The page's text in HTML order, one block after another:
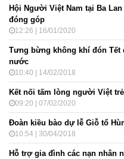
Hội Người Việt Nam tại Ba
đóng góp
12:26 | 16/01/2020
Tưng bừng không khí đón Tết
nước
10:40 | 14/02/2018
Kết nối tấm lòng người Việt trẻ
09:20 | 07/02/2020
Đoàn kiều bào dự lễ Giỗ tổ
10:54 | 30/04/2018
Hỗ trợ gia đình các nạn nhân